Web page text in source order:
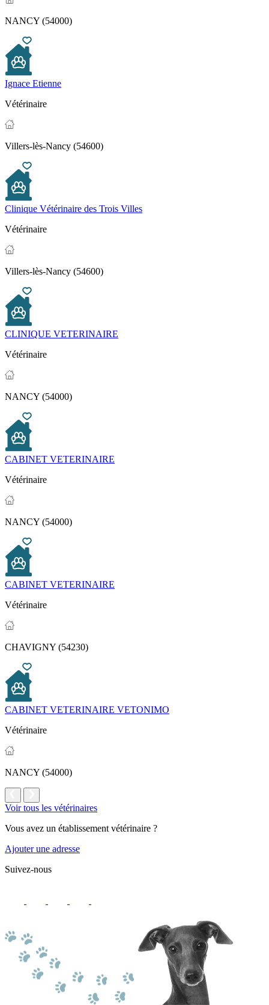
NANCY (54000)
Ignace Etienne
Vétérinaire
Villers-lès-Nancy (54600)
Clinique Vétérinaire des Trois Villes
Vétérinaire
Villers-lès-Nancy (54600)
CLINIQUE VETERINAIRE
Vétérinaire
NANCY (54000)
CABINET VETERINAIRE
Vétérinaire
NANCY (54000)
CABINET VETERINAIRE
Vétérinaire
CHAVIGNY (54230)
CABINET VETERINAIRE VETONIMO
Vétérinaire
NANCY (54000)
Voir tous les vétérinaires
Vous avez un établissement vétérinaire ?
Ajouter une adresse
Suivez-nous